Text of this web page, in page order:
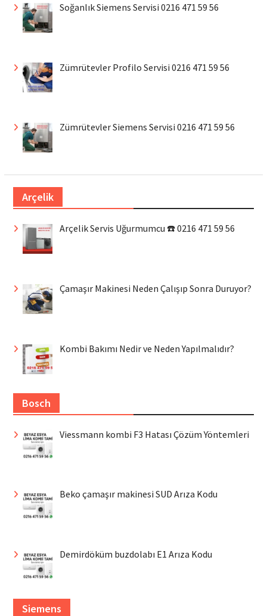
Soğanlık Siemens Servisi 0216 471 59 56
Zümrütevler Profilo Servisi 0216 471 59 56
Zümrütevler Siemens Servisi 0216 471 59 56
Arçelik
Arçelik Servis Uğurmumcu ☎️ 0216 471 59 56
Çamaşır Makinesi Neden Çalışıp Sonra Duruyor?
Kombi Bakımı Nedir ve Neden Yapılmalıdır?
Bosch
Viessmann kombi F3 Hatası Çözüm Yöntemleri
Beko çamaşır makinesi SUD Arıza Kodu
Demirdöküm buzdolabı E1 Arıza Kodu
Siemens